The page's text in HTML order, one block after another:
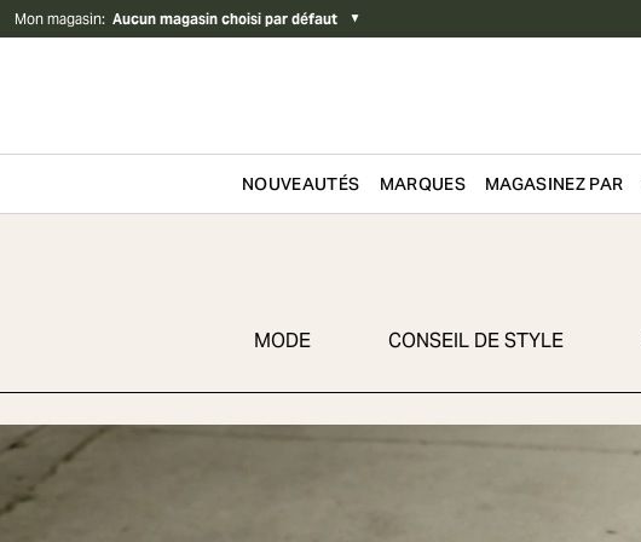
Mon magasin: Aucun magasin choisi par défaut ▼
NOUVEAUTÉS MARQUES MAGASINEZ PAR
MODE CONSEIL DE STYLE